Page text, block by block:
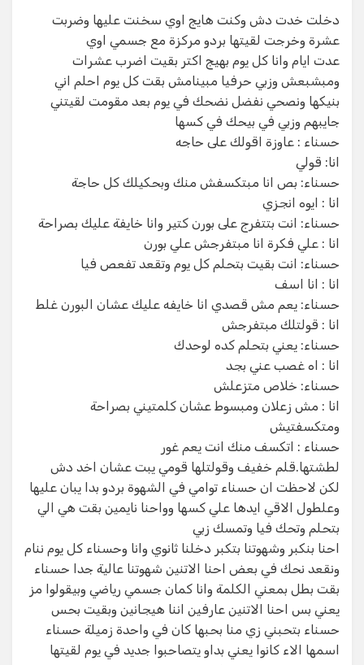
دخلت خدت دش وكنت هايج اوي سخنت عليها وضربت
عشرة وخرجت لقيتها بردو مركزة مع جسمي اوي
عدت ايام وانا كل يوم بهيج اكتر بقيت اضرب عشرات
ومبشبعش وزبي حرفيا مبينامش بقت كل يوم احلم اني
بنيكها ونصحي نفضل نضحك في يوم بعد مقومت لقيتني
جايبهم وزبي في بيحك في كسها
حسناء : عاوزة اقولك على حاجه
انا: قولي
حسناء: بص انا مبتكسفش منك وبحكيلك كل حاجة
انا : ايوه انجزي
حسناء: انت بتتفرج على بورن كتير وانا خايفة عليك بصراحة
انا : علي فكرة انا مبتفرجش علي بورن
حسناء: انت بقيت بتحلم كل يوم وتقعد تفعص فيا
انا : انا اسف
حسناء: يعم مش قصدي انا خايفه عليك عشان البورن غلط
انا : قولتلك مبتفرجش
حسناء: يعني بتحلم كده لوحدك
انا : اه غصب عني بجد
حسناء: خلاص متزعلش
انا : مش زعلان ومبسوط عشان كلمتيني بصراحة
ومتكسفتيش
حسناء : اتكسف منك انت يعم غور
لطشتها.قلم خفيف وقولتلها قومي يبت عشان اخد دش
لكن لاحظت ان حسناء توامي في الشهوة بردو بدا يبان عليها
وعلطول الاقي ايدها علي كسها وواحنا نايمين بقت هي الي
بتحلم وتحك فيا وتمسك زبي
احنا بنكبر وشهوتنا بتكبر دخلنا ثانوي وانا وحسناء كل يوم ننام
ونقعد نحك في بعض احنا الاتنين شهوتنا عالية جدا حسناء
بقت بطل بمعني الكلمة وانا كمان جسمي رياضي وبيقولوا مز
يعني بس احنا الاتنين عارفين اننا هيجانين وبقيت بحس
حسناء بتحبني زي منا بحبها كان في واحدة زميلة حسناء
اسمها الاء كانوا يعني بداو يتصاحبوا جديد في يوم لقيتها